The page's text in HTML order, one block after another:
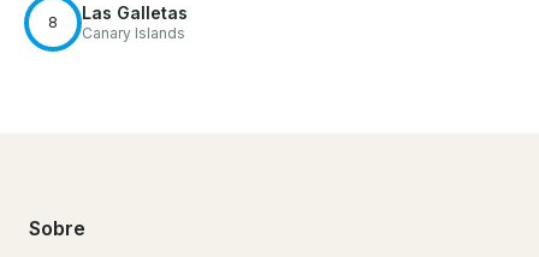
8 Las Galletas
Canary Islands
Sobre